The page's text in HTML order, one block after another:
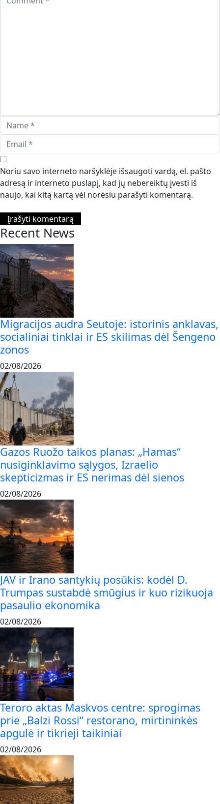
Noriu savo interneto naršyklėje išsaugoti vardą, el. pašto
adresą ir interneto puslapį, kad jų nebereiktų įvesti iš
naujo, kai kitą kartą vėl norėsiu parašyti komentarą.
Recent News
Migracijos audra Seutoje: istorinis anklavas,
socialiniai tinklai ir ES skilimas dėl Šengeno
zonos
02/08/2026
Gazos Ruožo taikos planas: „Hamas“
nusiginklavimo sąlygos, Izraelio
skepticizmas ir ES nerimas dėl sienos
02/08/2026
JAV ir Irano santykių posūkis: kodėl D.
Trumpas sustabdė smūgius ir kuo rizikuoja
pasaulio ekonomika
02/08/2026
Teroro aktas Maskvos centre: sprogimas
prie „Balzi Rossi“ restorano, mirtininkės
apgulė ir tikrieji taikiniai
02/08/2026